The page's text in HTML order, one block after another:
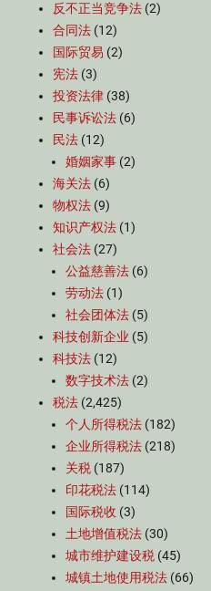
反不正当竞争法 (2)
合同法 (12)
国际贸易 (2)
宪法 (3)
投资法律 (38)
民事诉讼法 (6)
民法 (12)
婚姻家事 (2)
海关法 (6)
物权法 (9)
知识产权法 (1)
社会法 (27)
公益慈善法 (6)
劳动法 (1)
社会团体法 (5)
科技创新企业 (5)
科技法 (12)
数字技术法 (2)
税法 (2,425)
个人所得税法 (182)
企业所得税法 (218)
关税 (187)
印花税法 (114)
国际税收 (3)
土地增值税法 (30)
城市维护建设税 (45)
城镇土地使用税法 (66)